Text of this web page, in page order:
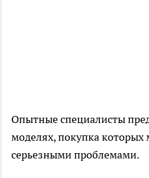
Опытные специалисты
моделях, покупка которых
серьезными проблемами.